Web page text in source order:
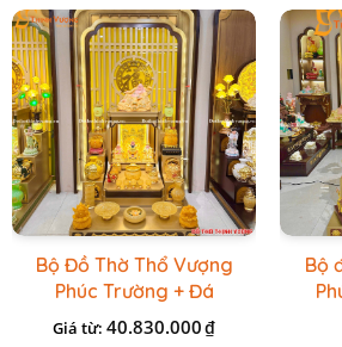
Bộ Đồ Thờ Thổ Vượng
Phúc Trường + Đá
Onix Vàng
Giá từ: 40.830.000₫
Bộ